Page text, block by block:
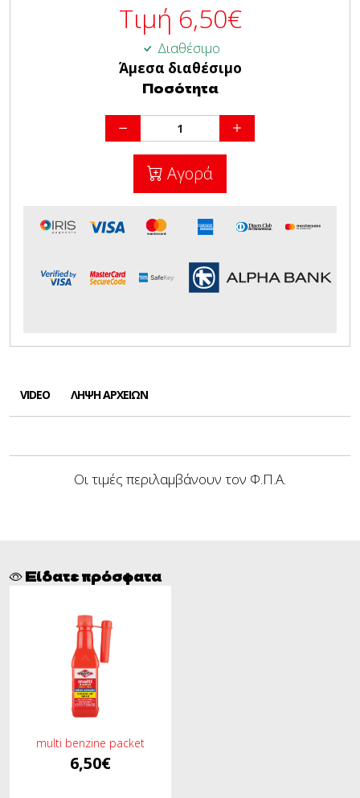
Τιμή 6,50€
Διαθέσιμο
Άμεσα διαθέσιμο
Ποσότητα
Αγορά
VIDEO ΛΉΨΗ ΑΡΧΕΊΩΝ
Οι τιμές περιλαμβάνουν τον Φ.Π.Α.
Είδατε πρόσφατα
multi benzine packet
6,50€